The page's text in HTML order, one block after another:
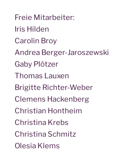
Freie Mit­ar­bei­ter:
Iris Hilden
Caro­lin Broy
Andrea Berger-Jaroszewski
Gaby Plötzer
Tho­mas Lauxen
Bri­git­te Richter-Weber
Cle­mens Hackenberg
Chris­ti­an Hontheim
Chris­ti­na Krebs
Chris­ti­na Schmitz
Ole­sia Klems